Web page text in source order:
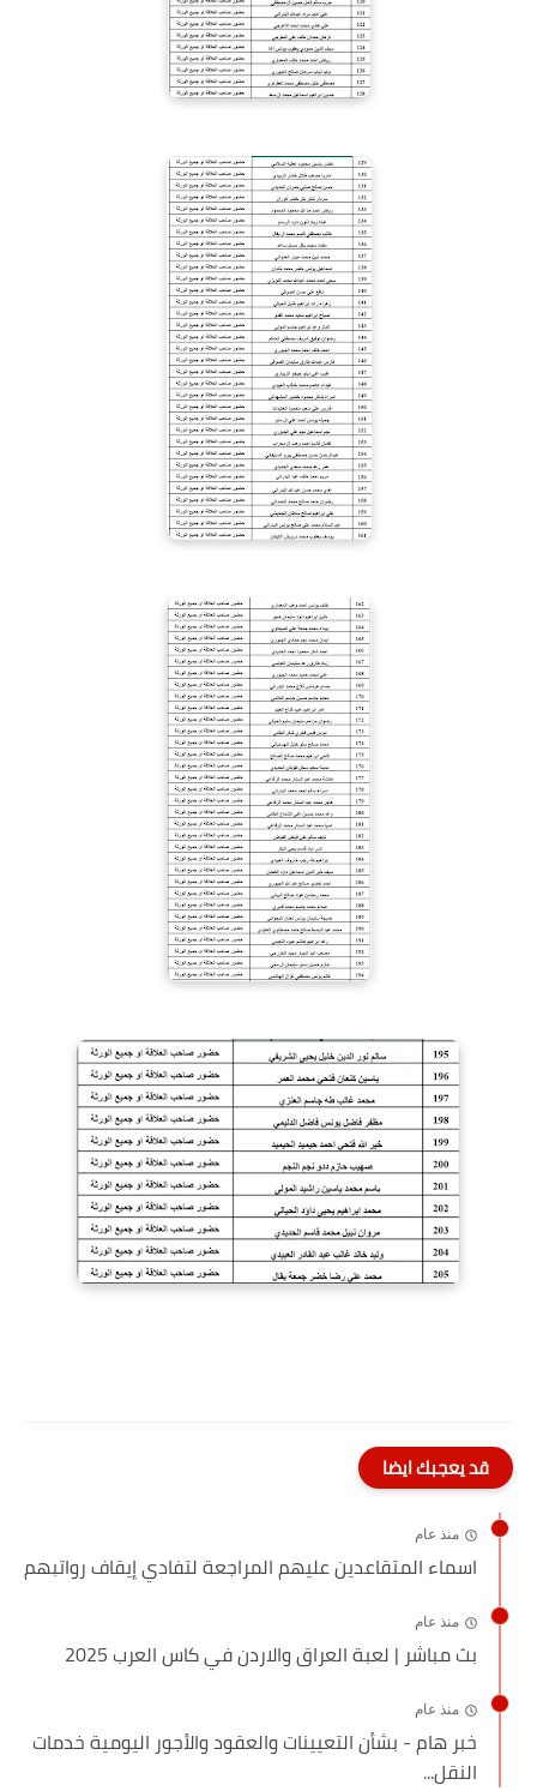
قد يعجبك ايضا
منذ عام
اسماء المتقاعدين عليهم المراجعة لتفادي إيقاف رواتبهم
منذ عام
بث مباشر | لعبة العراق والاردن في كاس العرب 2025
منذ عام
خبر هام - بشأن التعيينات والعقود والأجور اليومية خدمات
النقل...